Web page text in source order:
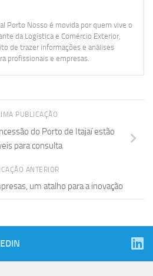
Porto Nosso é movida por quem vive o
da Logística e Comércio Exterior,
de trazer informações e análises
profissionais e empresas.
PUBLICAÇÃO
do Porto de Itajaí estão
para consulta
ANTERIOR
um atalho para a inovação